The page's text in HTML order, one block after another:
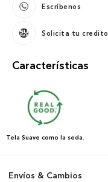
Escríbenos
Solicita tu credito
Características
Tela Suave como la seda.
Envíos & Cambios